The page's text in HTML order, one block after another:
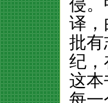
侵。
译，
批有
纪，
这本